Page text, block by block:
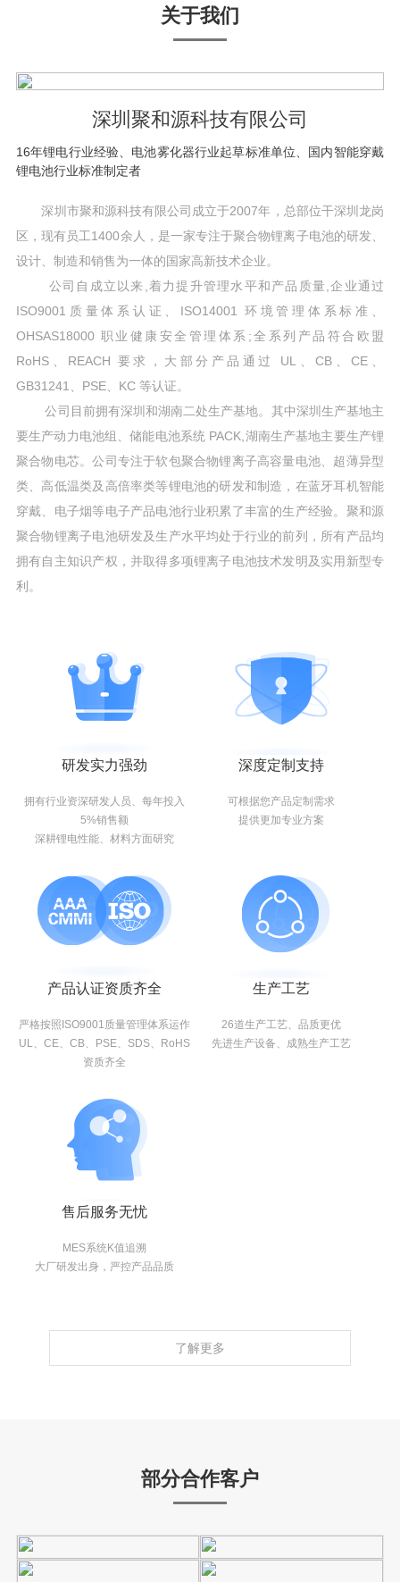
关于我们
深圳聚和源科技有限公司
16年锂电行业经验、电池雾化器行业起草标准单位、国内智能穿戴
锂电池行业标准制定者
深圳市聚和源科技有限公司成立于2007年，总部位干深圳龙岗
区，现有员工1400余人，是一家专注于聚合物锂离子电池的研发、
设计、制造和销售为一体的国家高新技术企业。
公司自成立以来,着力提升管理水平和产品质量,企业通过
ISO9001质量体系认证、ISO14001 环境管理体系标准、
OHSAS18000 职业健康安全管理体系;全系列产品符合欧盟
RoHS、REACH 要求，大部分产品通过 UL、CB、CE、
GB31241、PSE、KC 等认证。
公司目前拥有深圳和湖南二处生产基地。其中深圳生产基地主
要生产动力电池组、储能电池系统 PACK,湖南生产基地主要生产锂
聚合物电芯。公司专注于软包聚合物锂离子高容量电池、超薄异型
类、高低温类及高倍率类等锂电池的研发和制造，在蓝牙耳机智能
穿戴、电子烟等电子产品电池行业积累了丰富的生产经验。聚和源
聚合物锂离子电池研发及生产水平均处于行业的前列，所有产品均
拥有自主知识产权，并取得多项锂离子电池技术发明及实用新型专
利。
研发实力强劲
拥有行业资深研发人员、每年投入
5%销售额
深耕锂电性能、材料方面研究
深度定制支持
可根据您产品定制需求
提供更加专业方案
产品认证资质齐全
严格按照ISO9001质量管理体系运作
UL、CE、CB、PSE、SDS、RoHS
资质齐全
生产工艺
26道生产工艺、品质更优
先进生产设备、成熟生产工艺
售后服务无忧
MES系统K值追溯
大厂研发出身，严控产品品质
了解更多
部分合作客户